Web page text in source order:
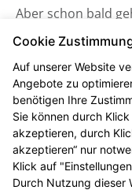
Aber schon bald
wieder los! Schauen
gerne ab dem 02.
2026 vorbei und
entdecken Sie neue
Aktionsprodukte
das nächste
Gewinnspiel.
Cookie
Auf unserer Website
Angebote zu
benötigen Ihre
Sie können durch Klick
akzeptieren, durch
akzeptieren“ nur
Klick auf
Durch Nutzung dieser